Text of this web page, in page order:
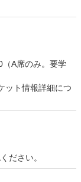
席のみ。要学
ット情報詳細につ
ださい。